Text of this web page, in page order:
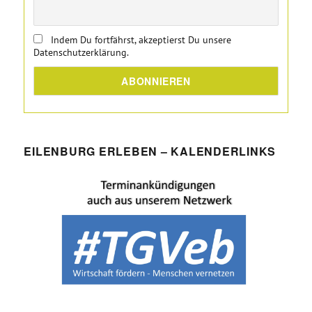
Indem Du fortfährst, akzeptierst Du unsere
Datenschutzerklärung.
EILENBURG ERLEBEN – KALENDERLINKS